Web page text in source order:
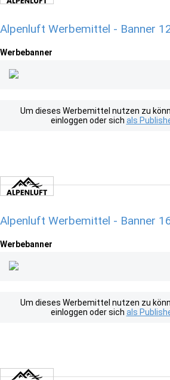
Alpenluft Werbemittel - Banner
Werbebanner
Um dieses Werbemittel nutzen zu
einloggen oder sich als
Alpenluft Werbemittel - Banner
Werbebanner
Um dieses Werbemittel nutzen zu
einloggen oder sich als